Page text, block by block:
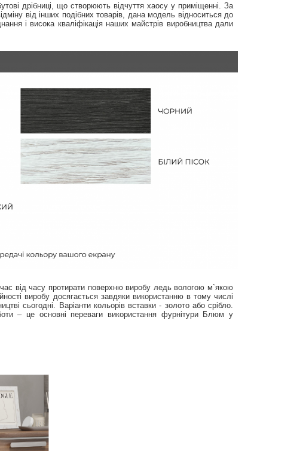
дрібниці, що створюють відчуття хаосу у приміщенні. За
від інших подібних товарів, дана модель відноситься до
і висока кваліфікація наших майстрів виробництва дали
від часу протирати поверхню виробу ледь вологою м`якою
виробу досягається завдяки використанню в тому числі
сьогодні. Варіанти кольорів вставки - золото або срібло.
– це основні переваги використання фурнітури Блюм у